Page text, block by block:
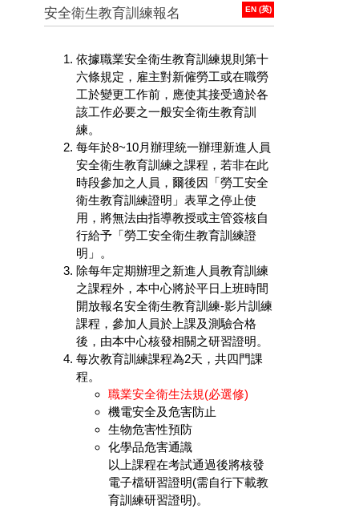
EN (英)
安全衛生教育訓練報名
依據職業安全衛生教育訓練規則第十
六條規定，雇主對新僱勞工或在職勞
工於變更工作前，應使其接受適於各
該工作必要之一般安全衛生教育訓
練。
每年於8~10月辦理統一辦理新進人員
安全衛生教育訓練之課程，若非在此
時段參加之人員，爾後因「勞工安全
衛生教育訓練證明」表單之停止使
用，將無法由指導教授或主管簽核自
行給予「勞工安全衛生教育訓練證
明」。
除每年定期辦理之新進人員教育訓練
之課程外，本中心將於平日上班時間
開放報名安全衛生教育訓練-影片訓練
課程，參加人員於上課及測驗合格
後，由本中心核發相關之研習證明。
每次教育訓練課程為2天，共四門課
程。
職業安全衛生法規(必選修)
機電安全及危害防止
生物危害性預防
化學品危害通識
以上課程在考試通過後將核發
電子檔研習證明(需自行下載教
育訓練研習證明)。